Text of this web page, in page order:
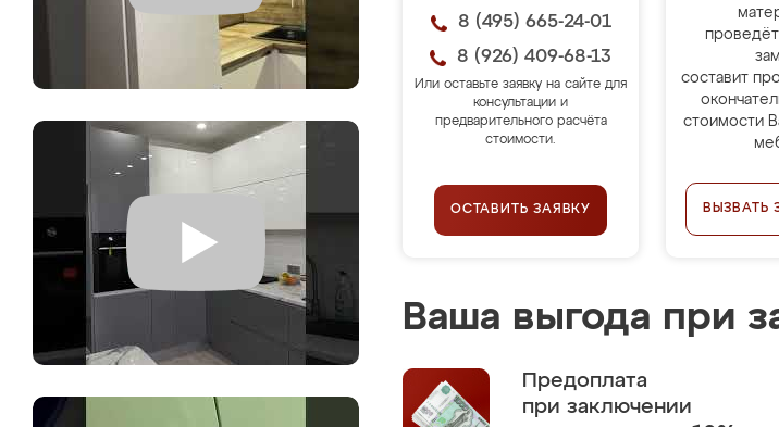
8 (495) 665-24-01
8 (926) 409-68-13
Или оставьте заявку на сайте для
консультации и
предварительного расчёта
стоимости.
ОСТАВИТЬ ЗАЯВКУ
составит
стоимости
ВЫЗВАТЬ
Ваша выгода при
Предоплата
при заключении